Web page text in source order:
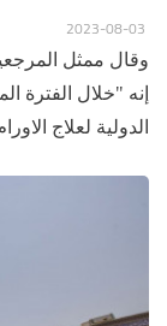
وقال ممثل
إنه "خلال الفترة
الدولية لعلاج